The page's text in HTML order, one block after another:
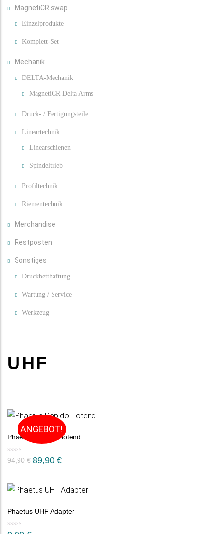
MagnetiCR swap
Einzelprodukte
Komplett-Set
Mechanik
DELTA-Mechanik
MagnetiCR Delta Arms
Druck- / Fertigungsteile
Lineartechnik
Linearschienen
Spindeltrieb
Profiltechnik
Riementechnik
Merchandise
Restposten
Sonstiges
Druckbetthaftung
Wartung / Service
Werkzeug
UHF
ANGEBOT!
Phaetus Rapido Hotend
94,90€ 89,90 €
Phaetus UHF Adapter